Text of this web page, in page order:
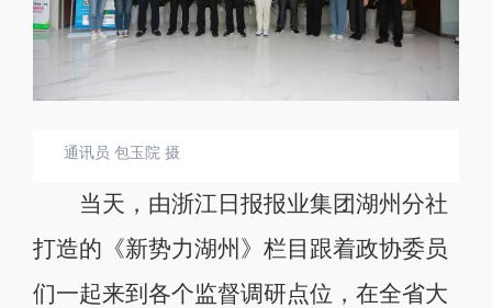
通讯员 包玉院 摄
当天，由浙江日报报业集团湖州分社
打造的《新势力湖州》栏目跟着政协委员
们一起来到各个监督调研点位，在全省大